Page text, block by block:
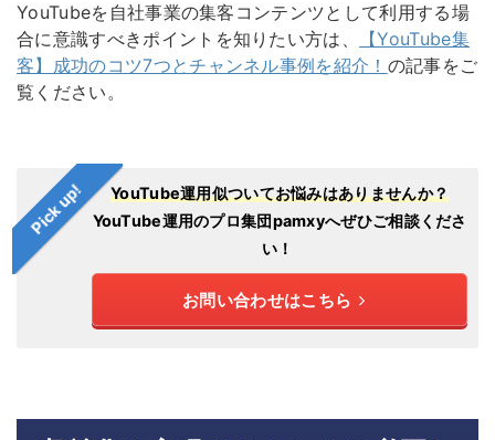
YouTubeを自社事業の集客コンテンツとして利用する場
合に意識すべきポイントを知りたい方は、
【YouTube集
客】成功のコツ7つとチャンネル事例を紹介！ の記事をご
覧ください。
Pick up!
YouTube運用似ついてお悩みはありませんか？
YouTube運用のプロ集団pamxyへぜひご相談くださ
い！
お問い合わせはこちら